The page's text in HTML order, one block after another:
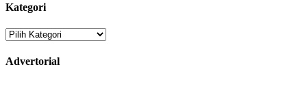
Kategori
Kategori
Advertorial